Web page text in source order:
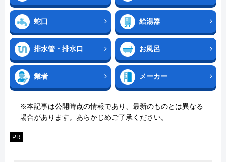
蛇口 給湯器
排水管・排水口 お風呂
業者 メーカー
※本記事は公開時点の情報であり、最新のものとは異なる
場合があります。あらかじめご了承ください。
PR